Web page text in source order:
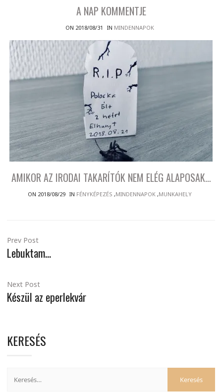
A NAP KOMMENTJE
ON 2018/08/31 IN MINDENNAPOK
AMIKOR AZ IRODAI TAKARÍTÓK NEM ELÉG ALAPOSAK…
ON 2018/08/29 IN FÉNYKÉPEZÉS ,MINDENNAPOK ,MUNKAHELY
Prev Post
Lebuktam…
Next Post
Készül az eperlekvár
KERESÉS